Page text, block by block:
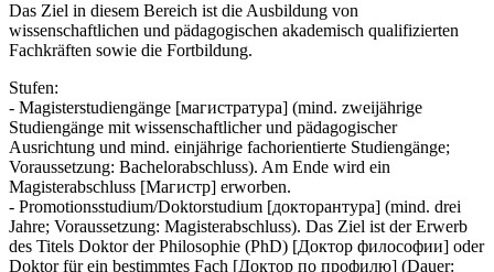
Das Ziel in diesem Bereich ist die Ausbildung von
wissenschaftlichen und pädagogischen akademisch qualifizierten
Fachkräften sowie die Fortbildung.
Stufen:
- Magisterstudiengänge [магистратура] (mind. zweijährige
Studiengänge mit wissenschaftlicher und pädagogischer
Ausrichtung und mind. einjährige fachorientierte Studiengänge;
Voraussetzung: Bachelorabschluss). Am Ende wird ein
Magisterabschluss [Магистр] erworben.
- Promotionsstudium/Doktorstudium [докторантура] (mind. drei
Jahre; Voraussetzung: Magisterabschluss). Das Ziel ist der Erwerb
des Titels Doktor der Philosophie (PhD) [Доктор философии] oder
Doktor für ein bestimmtes Fach [Доктор по профилю] (Dauer: